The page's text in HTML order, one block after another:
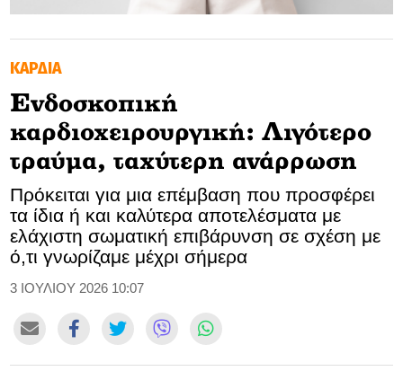
SOOZIE’S FRIENDS
CULTURE
TASTELAND
TECH
HEALTH
ΚΑΡΔΙΑ
Ενδοσκοπική
καρδιοχειρουργική: Λιγότερο
τραύμα, ταχύτερη ανάρρωση
Πρόκειται για μια επέμβαση που προσφέρει
τα ίδια ή και καλύτερα αποτελέσματα με
ελάχιστη σωματική επιβάρυνση σε σχέση με
ό,τι γνωρίζαμε μέχρι σήμερα
3 ΙΟΥΛΙΟΥ 2026 10:07